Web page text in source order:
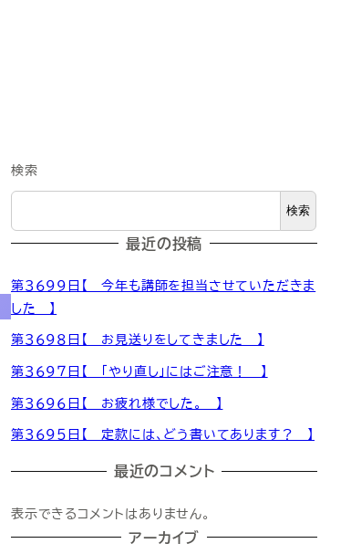
検索
検索
最近の投稿
第３６９９日【 今年も講師を担当させていただきま
した 】
第３６９８日【 お見送りをしてきました 】
第３６９７日【 「やり直し」にはご注意！ 】
第３６９６日【 お疲れ様でした。 】
第３６９５日【 定款には、どう書いてあります？ 】
最近のコメント
表示できるコメントはありません。
アーカイブ